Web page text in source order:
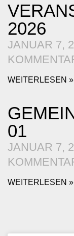
2026
JANUAR 7,
WEITERLESEN »
01
JANUAR 7,
WEITERLESEN »